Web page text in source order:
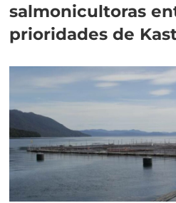
salmonicultoras
prioridades de